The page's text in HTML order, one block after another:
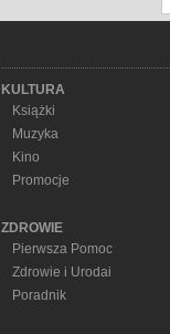
KULTURA
Książki
Muzyka
Kino
Promocje
ZDROWIE
Pierwsza Pomoc
Zdrowie i Urodai
Poradnik